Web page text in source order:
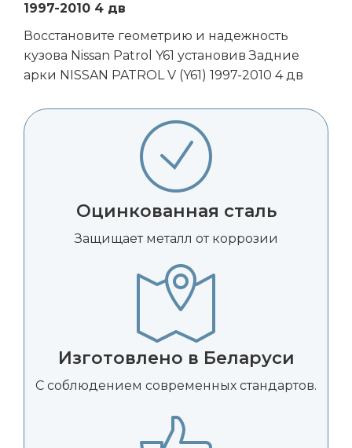
1997-2010 4 дв
Восстановите геометрию и надежность
кузова Nissan Patrol Y61 установив Задние
арки NISSAN PATROL V (Y61) 1997-2010 4 дв
Оцинкованная сталь
Защищает металл от коррозии
Изготовлено в Беларуси
С соблюдением современных стандартов.